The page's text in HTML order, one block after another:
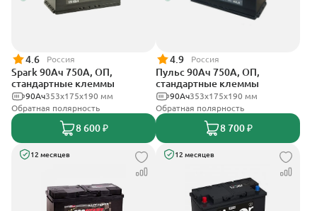
4.6 Россия
Spark 90Ач 750А, ОП,
стандартные клеммы
353х175х190 мм
90Ач
Обратная полярность
8 600 ₽
4.9 Россия
Пульс 90Ач 750А, ОП,
стандартные клеммы
353x175x190 мм
90Ач
Обратная полярность
8 700 ₽
12 месяцев 12 месяцев